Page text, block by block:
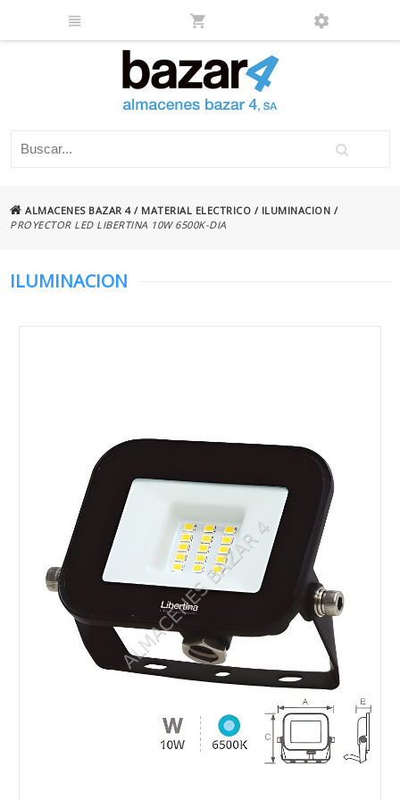
ALMACENES BAZAR 4/ MATERIAL ELECTRICO / ILUMINACION /
PROYECTOR LED LIBERTINA 10W 6500K-DIA
ILUMINACION